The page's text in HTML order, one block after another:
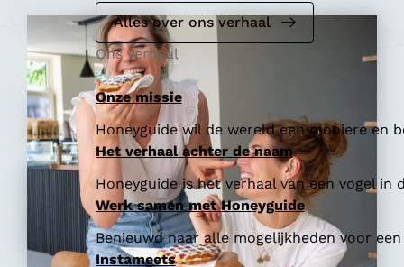
Alles over ons verhaal
Ons verhaal
Onze missie
Honeyguide wil de wereld een mooiere en
Het verhaal achter de naam
Honeyguide is het verhaal van een vogel
Werk samen met Honeyguide
Benieuwd naar alle mogelijkheden voor
Instameets